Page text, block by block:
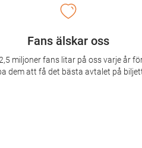
Fans älskar oss
miljoner fans litar på oss varje år
dem att få det bästa avtalet på